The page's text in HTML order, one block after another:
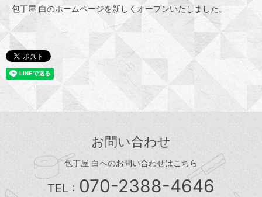
包丁屋 白のホームページを新しくオープンいたしました。
お問い合わせ
包丁屋 白へのお問い合わせはこちら
TEL : 070-2388-4646